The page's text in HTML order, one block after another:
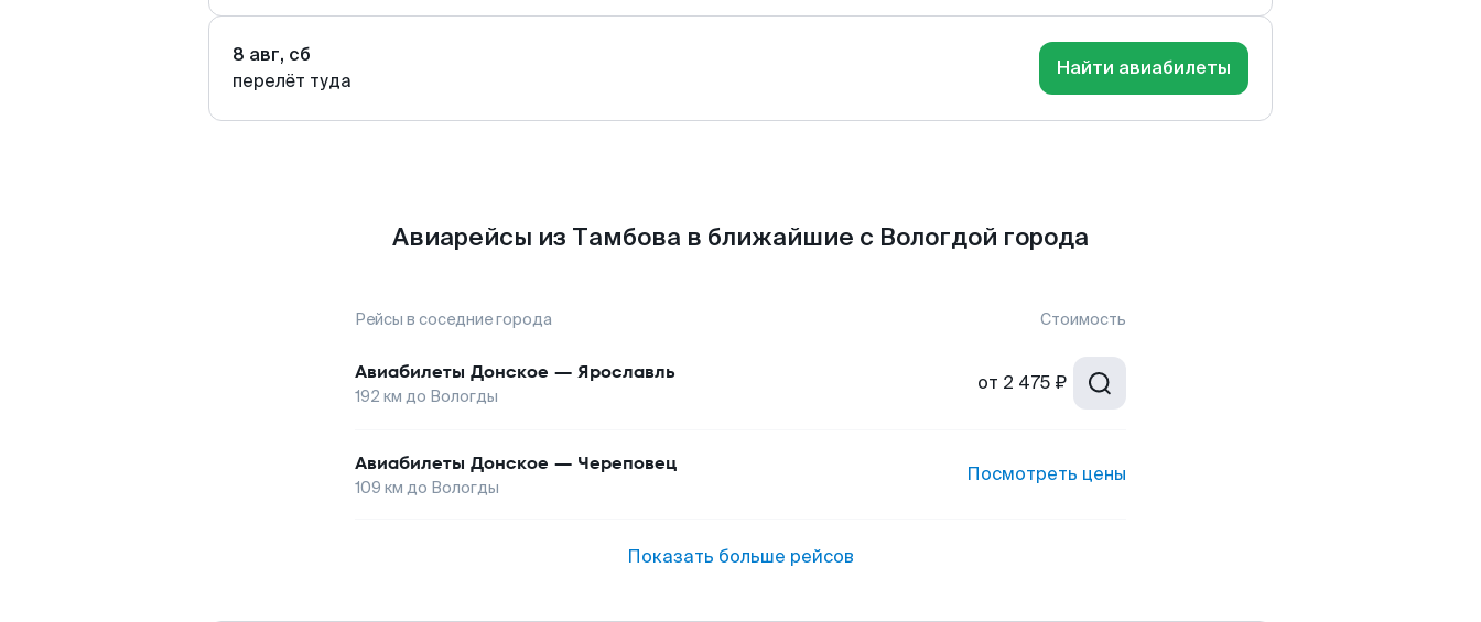
8 авг, сб
перелёт туда
Найти авиабилеты
Авиарейсы из Тамбова в ближайшие с Вологдой города
Рейсы в соседние города Стоимость
Авиабилеты Донское — Ярославль
192 км до Вологды
от 2 475 ₽
Авиабилеты Донское — Череповец
109 км до Вологды
Посмотреть цены
Показать больше рейсов